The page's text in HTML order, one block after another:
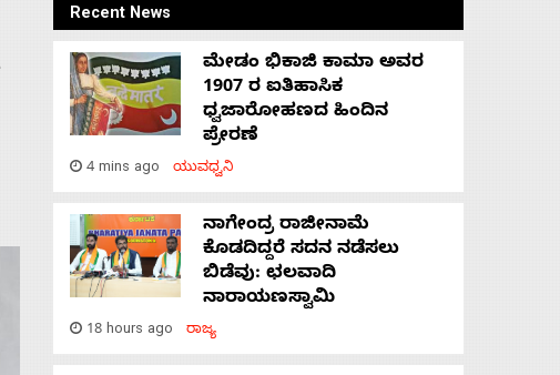
Recent News
ಮೇಡಂ ಭಿಕಾಜಿ ಕಾಮಾ ಅವರ
1907 ರ ಐತಿಹಾಸಿಕ
ಧ್ವಜಾರೋಹಣದ ಹಿಂದಿನ
ಪ್ರೇರಣೆ
4 mins ago ಯುವಧ್ವನಿ
ನಾಗೇಂದ್ರ ರಾಜೀನಾಮೆ
ಕೊಡದಿದ್ದರೆ ಸದನ ನಡೆಸಲು
ಬಿಡೆವು: ಛಲವಾದಿ
ನಾರಾಯಣಸ್ವಾಮಿ
18 hours ago ರಾಜ್ಯ